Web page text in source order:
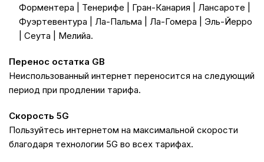
Форментера | Тенерифе | Гран-Канария | Лансароте |
Фуэртевентура | Ла-Пальма | Ла-Гомера | Эль-Йерро
| Сеута | Мелийа.
Перенос остатка GB
Неиспользованный интернет переносится на следующий
период при продлении тарифа.
Скорость 5G
Пользуйтесь интернетом на максимальной скорости
благодаря технологии 5G во всех тарифах.